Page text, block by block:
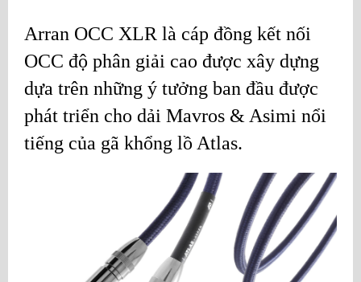
Arran OCC XLR là cáp đồng kết nối
OCC độ phân giải cao được xây dựng
dựa trên những ý tưởng ban đầu được
phát triển cho dải Mavros & Asimi nổi
tiếng của gã khổng lồ Atlas.